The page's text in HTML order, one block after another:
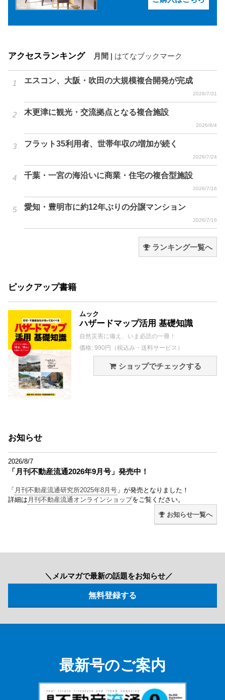
アクセスランキング 月間 はてなブックマーク
エスコン、大阪・吹田の大規模複合開発が完成
2026/7/31
木更津に観光・交流拠点となる複合施設
2026/8/4
フラット35利用者、世帯年収の増加が続く
2026/7/24
千葉・一宮の海沿いに商業・住宅の複合型施設
2026/7/16
愛知・豊明市に約12年ぶりの分譲マンション
2026/7/16
ランキング一覧へ
ピックアップ書籍
ムック
ハザードマップ活用 基礎知識
自然災害に備え、いま必読の一冊！
価格: 990円（税込み・送料サービス）
ショップでチェックする
お知らせ
2026/8/7
「月刊不動産流通2026年9月号」発売中！
「 月刊不動産流通研究所2025年8月号 」が発売となりました！
詳細は 月刊不動産流通オンラインショップをご覧ください。
お知らせ一覧へ
＼メルマガで最新の話題をお知らせ／
最新号のご案内